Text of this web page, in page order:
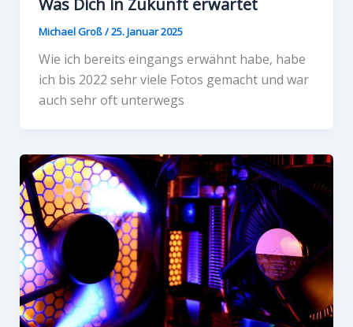
Michael Groß/25. Januar 2025
Wie ich bereits eingangs erwähnt habe, habe
ich bis 2022 sehr viele Fotos gemacht und war
auch sehr oft unterwegs